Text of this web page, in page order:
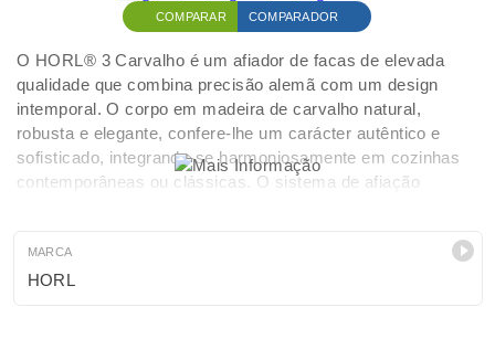
COMPARAR COMPARADOR
O HORL® 3 Carvalho é um afiador de facas de elevada
qualidade que combina precisão alemã com um design
intemporal. O corpo em madeira de carvalho natural,
robusta e elegante, confere-lhe um carácter autêntico e
sofisticado, integrando-se harmoniosamente em cozinhas
contemporâneas ou clássicas. O sistema de afiação
consistente e eficaz. Desenvolvido para facas de cozinha
de lâmina lisa, o HORL® 3 oferece um método simples e
MARCA
HORL